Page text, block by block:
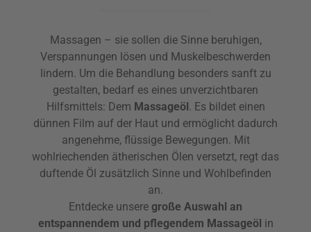
Massagen – sie sollen die Sinne beruhigen,
Verspannungen lösen und Muskelbeschwerden
lindern. Um die Behandlung besonders sanft zu
gestalten, bedarf es eines unverzichtbaren
Hilfsmittels: Dem Massageöl. Es bildet einen
dünnen Film auf der Haut und ermöglicht dadurch
angenehme, flüssige Bewegungen. Mit
wohlriechenden ätherischen Ölen versetzt, regt das
duftende Öl zusätzlich Sinne und Wohlbefinden
an.
Entdecke unsere große Auswahl an
entspannendem und pflegendem Massageöl in